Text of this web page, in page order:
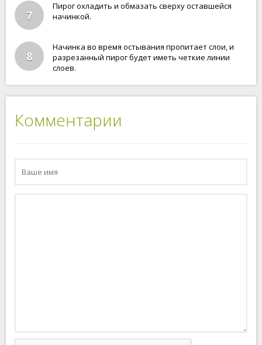
7
Пирог охладить и обмазать сверху оставшейся
начинкой.
8
Начинка во время остывания пропитает слои, и
разрезанный пирог будет иметь четкие линии
слоев.
Комментарии